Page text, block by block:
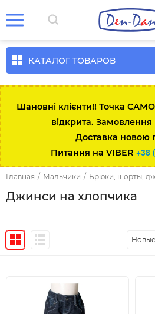
КАТАЛОГ ТОВАРОВ
Шановні клієнти!! Точка
відкрита. Замовлення
Доставка новою
Питання на VIBER +38
Главная / Мальчики / Брюки, шорты,
Джинси на хлопчика